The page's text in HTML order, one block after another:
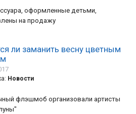
оформленные детьми,
на продажу
ли заманить весну цветным
Новости
флэшмоб организовали артисты